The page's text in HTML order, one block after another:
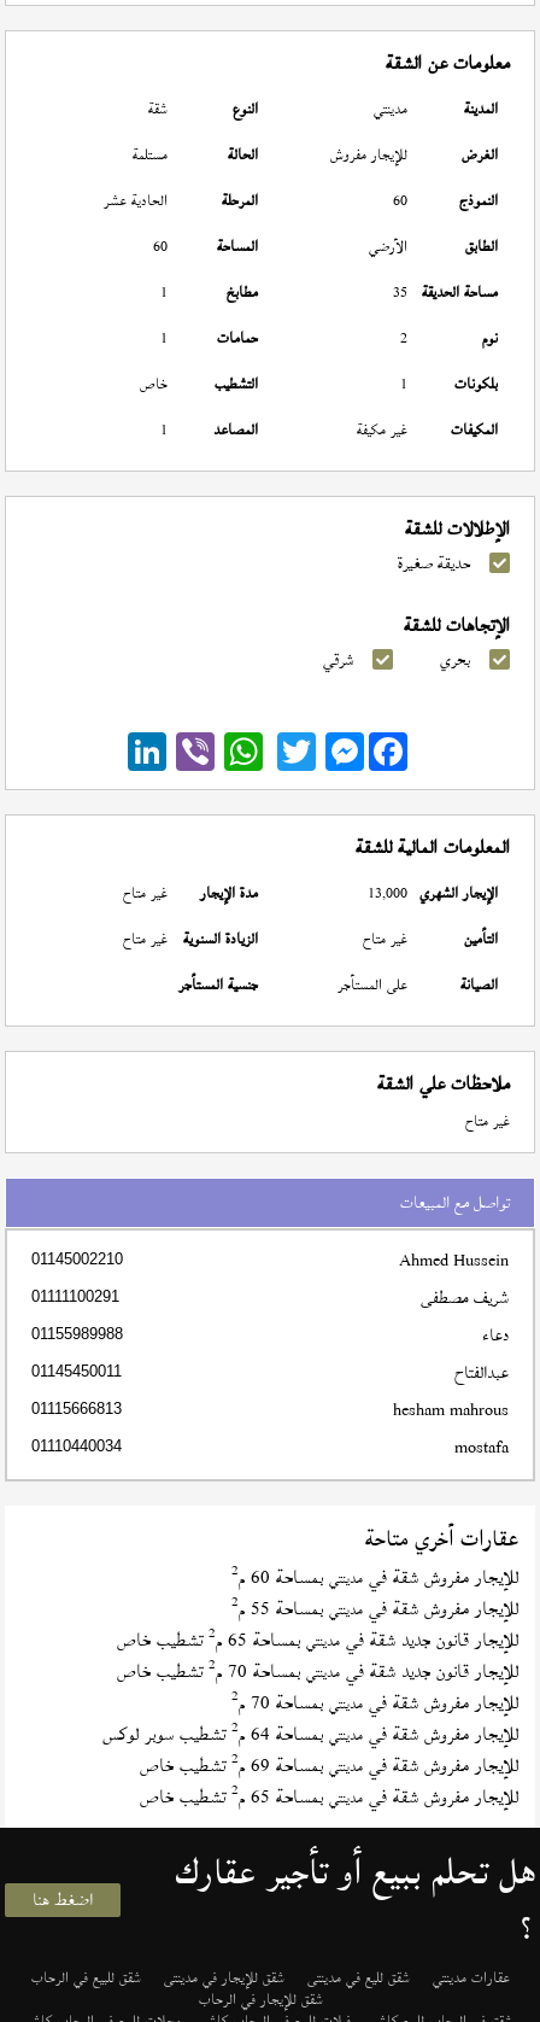
معلومات عن الشقة
المدينة مدينتي النوع
شقة
الغرض
للإيجار مفروش الحالة
مستلمة
النموذج
60 المرحلة
الحادية عشر
الطابق
الأرضي المساحة
60
مساحة الحديقة 35 مطابخ
1
نوم
2 حمامات
1
بلكونات
1 التشطيب
خاص
المكيفات
غير مكيفة المصاعد 1
الإطلالات للشقة
حديقة صغيرة
الإتجاهات للشقة
بحري شرقي
Messenger
المعلومات المالية للشقة
الإيجار الشهري 13,000 مدة الإيجار
غير متاح
التأمين
غير متاح الزيادة السنوية غير متاح
الصيانة
على المستأجر جنسية المستأجر
ملاحظات علي الشقة
غير متاح
تواصل مع المبيعات
Ahmed Hussein
01145002210
شريف مصطفى 01111100291
دعاء 01155989988
عبدالفتاح 01145450011
hesham mahrous
01115666813
mostafa
01110440034
عقارات أخري متاحة
للإيجار مفروش شقة فيمدينتي بمساحة 60 م 2
للإيجار مفروش شقة فيمدينتي بمساحة 55 م 2
للإيجار قانون جديد شقة فيمدينتي بمساحة 65 م 2تشطيب خاص
للإيجار قانون جديد شقة فيمدينتي بمساحة 70 م 2تشطيب خاص
للإيجار مفروش شقة فيمدينتي بمساحة 70 م 2
للإيجار مفروش شقة فيمدينتي بمساحة 64 م 2تشطيب سوبر لوكس
للإيجار مفروش شقة فيمدينتي بمساحة 69 م 2تشطيب خاص
للإيجار مفروش شقة فيمدينتي بمساحة 65 م 2تشطيب خاص
هل تحلم ببيع أو تأجير عقارك
؟ اضغط هنا
عقارات مدينتي شقق لليع في مدينتى شقق للإيجار في مدينتى شقق للبيع في الرحاب
شقق للإيجار في الرحاب